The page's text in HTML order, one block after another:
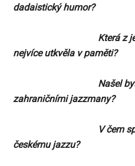
dadaistický humor?
Která z jeho
nejvíce utkvěla v paměti?
Našel byste
zahraničními jazzmany?
V čem spočívá
českému jazzu?